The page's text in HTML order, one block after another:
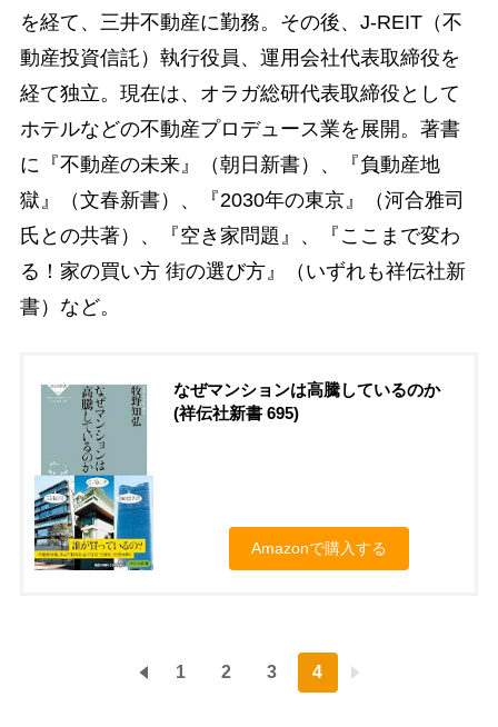
を経て、三井不動産に勤務。その後、J-REIT（不
動産投資信託）執行役員、運用会社代表取締役を
経て独立。現在は、オラガ総研代表取締役として
ホテルなどの不動産プロデュース業を展開。著書
に『不動産の未来』（朝日新書）、『負動産地
獄』（文春新書）、『2030年の東京』（河合雅司
氏との共著）、『空き家問題』、『ここまで変わ
る！家の買い方 街の選び方』（いずれも祥伝社新
書）など。
なぜマンションは高騰しているのか
(祥伝社新書 695)
Amazonで購入する
1 2 3 4